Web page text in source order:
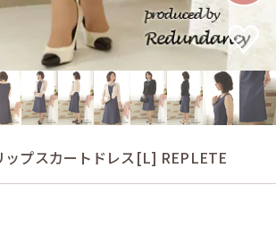
ップスカートドレス[L] REPLETE